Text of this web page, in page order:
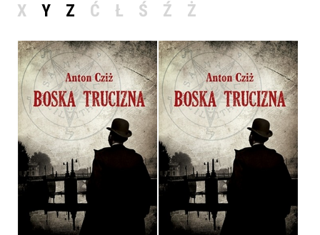
X
Y Z Ć Ł Ś Ź Ż
BOSKA TRUCIZNA
ANTON CZIŻ
OPRAWA MIĘKKA
32,90 ZŁ
BOSKA TRUCIZNA
ANTON CZIŻ
OPRAWA MIĘKKA
36,90 ZŁ